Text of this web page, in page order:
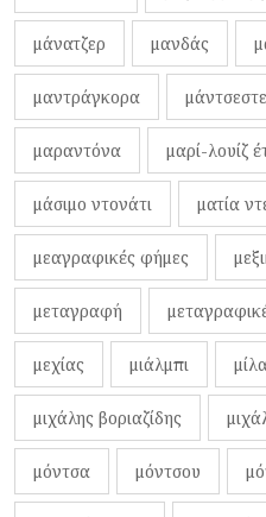
μάνατζερ μανδάς
μαντράγκορα
μαραντόνα μαρί-λουίζ
μάσιμο ντονάτι ματία
μεαγραφικές φήμες
μεταγραφή
μεχίας μιάλμπι
μιχάλης βοριαζίδης
μόντσα μόντσου